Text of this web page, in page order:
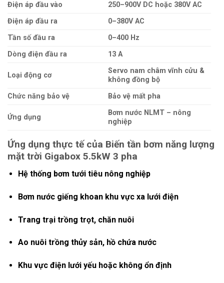
Điện áp đầu vào
250–900V DC hoặc 380V AC
Điện áp đầu ra
0–380V AC
Tần số đầu ra
0–400 Hz
Dòng điện đầu ra
13 A
Loại động cơ
Servo nam châm vĩnh cửu &
không đồng bộ
Chức năng bảo vệ
Bảo vệ mất pha
Ứng dụng
Bơm nước NLMT – nông
nghiệp
Ứng dụng thực tế của Biến tần bơm năng lượng
mặt trời Gigabox 5.5kW 3 pha
Hệ thống bơm tưới tiêu nông nghiệp
Bơm nước giếng khoan khu vực xa lưới điện
Trang trại trồng trọt, chăn nuôi
Ao nuôi trồng thủy sản, hồ chứa nước
Khu vực điện lưới yếu hoặc không ổn định